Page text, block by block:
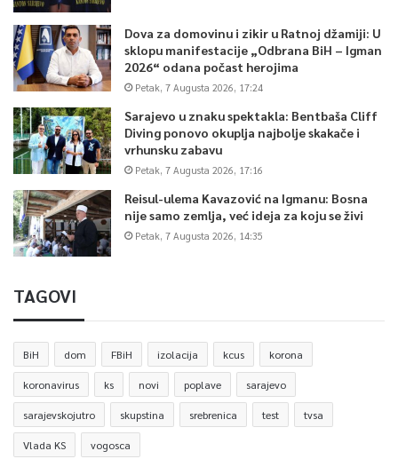
Dova za domovinu i zikir u Ratnoj džamiji: U
sklopu manifestacije „Odbrana BiH – Igman
2026“ odana počast herojima
Petak, 7 Augusta 2026, 17:24
Sarajevo u znaku spektakla: Bentbaša Cliff
Diving ponovo okuplja najbolje skakače i
vrhunsku zabavu
Petak, 7 Augusta 2026, 17:16
Reisul-ulema Kavazović na Igmanu: Bosna
nije samo zemlja, već ideja za koju se živi
Petak, 7 Augusta 2026, 14:35
TAGOVI
BiH dom FBiH izolacija kcus korona
koronavirus ks novi poplave sarajevo
sarajevskojutro skupstina srebrenica test tvsa
Vlada KS vogosca